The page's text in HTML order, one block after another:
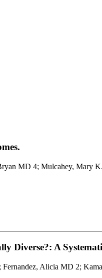
MD 4; Mulcahey, Mary
Diverse?: A
Alicia MD 2;